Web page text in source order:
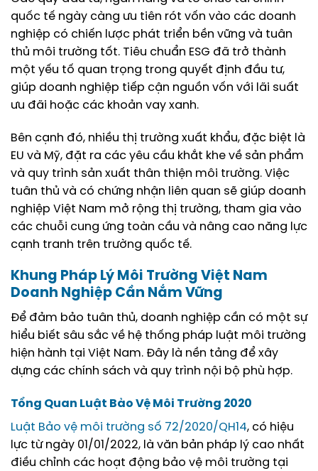
quốc tế ngày càng ưu tiên rót vốn vào các doanh
nghiệp có chiến lược phát triển bền vững và tuân
thủ môi trường tốt. Tiêu chuẩn ESG đã trở thành
một yếu tố quan trọng trong quyết định đầu tư,
giúp doanh nghiệp tiếp cận nguồn vốn với lãi suất
ưu đãi hoặc các khoản vay xanh.
Bên cạnh đó, nhiều thị trường xuất khẩu, đặc biệt là
EU và Mỹ, đặt ra các yêu cầu khắt khe về sản phẩm
và quy trình sản xuất thân thiện môi trường. Việc
tuân thủ và có chứng nhận liên quan sẽ giúp doanh
nghiệp Việt Nam mở rộng thị trường, tham gia vào
các chuỗi cung ứng toàn cầu và nâng cao năng lực
cạnh tranh trên trường quốc tế.
Khung Pháp Lý Môi Trường Việt Nam
Doanh Nghiệp Cần Nắm Vững
Để đảm bảo tuân thủ, doanh nghiệp cần có một sự
hiểu biết sâu sắc về hệ thống pháp luật môi trường
hiện hành tại Việt Nam. Đây là nền tảng để xây
dựng các chính sách và quy trình nội bộ phù hợp.
Tổng Quan Luật Bảo Vệ Môi Trường 2020
Luật Bảo vệ môi trường số 72/2020/QH14, có hiệu
lực từ ngày 01/01/2022, là văn bản pháp lý cao nhất
điều chỉnh các hoạt động bảo vệ môi trường tại